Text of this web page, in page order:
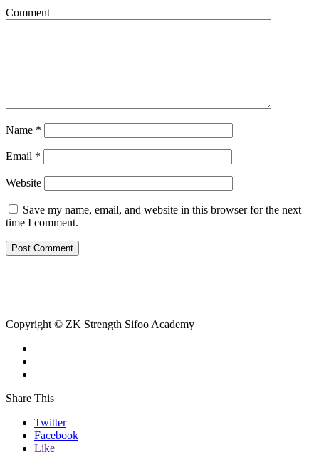
Comment
Name *
Email *
Website
Save my name, email, and website in this browser for the next
time I comment.
Copyright © ZK Strength Sifoo Academy
Share This
Twitter
Facebook
Like